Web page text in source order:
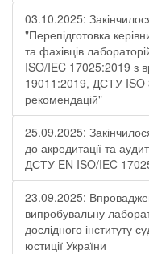
03.10.2025:
"Перепідготовка
та фахівців
ISO/IEC 17025:2019 з
19011:2019, ДСТУ
рекомендацій"
25.09.2025:
до акредитації та
ДСТУ EN ISO/IEC
23.09.2025:
випробувальну
дослідного інституту
юстиції України